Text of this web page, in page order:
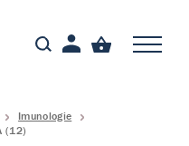
Imunologie
(12)